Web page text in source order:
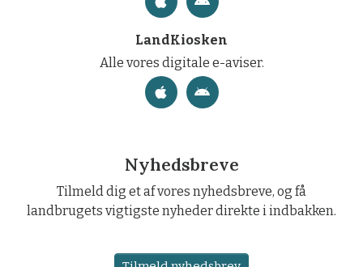
LandKiosken
Alle vores digitale e-aviser.
Nyhedsbreve
Tilmeld dig et af vores nyhedsbreve, og få
landbrugets vigtigste nyheder direkte i indbakken.